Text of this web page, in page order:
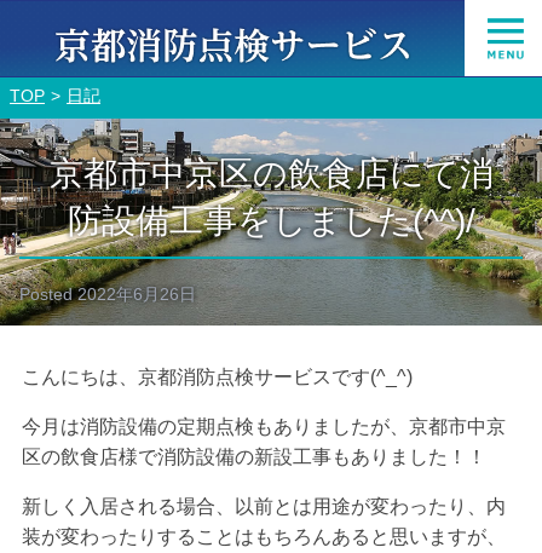
TOP 日記
京都市中京区の飲食店にて消
防設備工事をしました(^^)/
Posted2022年6月26日
こんにちは、京都消防点検サービスです(^_^)
今月は消防設備の定期点検もありましたが、京都市中京
区の飲食店様で消防設備の新設工事もありました！！
新しく入居される場合、以前とは用途が変わったり、内
装が変わったりすることはもちろんあると思いますが、